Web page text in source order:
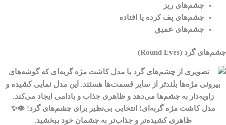
چشم‌های ریز
چشم‌های پف کرده یا افتاده
چشم‌های عمیق
چشم‌های گرد (Round Eyes)
مدل کاشت مژه گربه‌ای؛ انتخابی بی‌نظیر برای چشم‌های گرد! 👁✨
ظاهری کشیده‌تر و جذاب‌تر به چشمان خود ببخشید.